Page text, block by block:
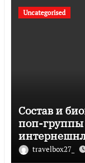
Uncategorised
Состав и
поп-
музыка и
travelbox27_